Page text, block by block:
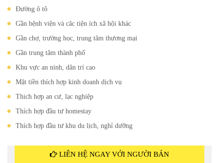
Đường ô tô
Gần bệnh viện và câc tiện ích xã hội khác
Gần chợ, trường học, trung tâm thương mại
Gần trung tâm thành phố
Khu vực an ninh, dân trí cao
Mặt tiền thích hợp kinh doanh dịch vụ
Thich hợp an cư, lạc nghiệp
Thích hợp đầu tư homestay
Thích hợp đầu tư khu du lịch, nghỉ dưỡng
LIÊN HỆ NGAY VỚI NGƯỜI BÁN